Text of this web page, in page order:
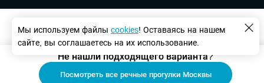
Не нашли подходящего варианта?
Посмотреть все речные прогулки Москвы
Мы используем файлы сookies! Оставаясь на нашем
сайте, вы соглашаетесь на их использование.